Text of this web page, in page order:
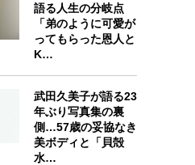
語る人生の分岐点
「弟のように可愛が
ってもらった恩人と
K…
武田久美子が語る23
年ぶり写真集の裏
側…57歳の妥協なき
美ボディと「貝殻
水…